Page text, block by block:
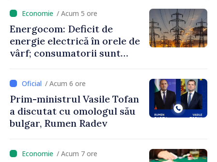
putem menține prețurile la
un nivel mai mic”
/ Acum 5 ore
Energocom: Deficit de
energie electrică în orele de
vârf; consumatorii sunt
/ Acum 6 ore
Prim-ministrul Vasile Tofan
a discutat cu omologul său
bulgar, Rumen Radev
/ Acum 7 ore